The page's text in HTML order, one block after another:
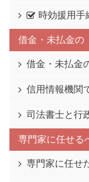
時効援用手
借金・未払金の
借金・未払金
信用情報機関
司法書士と行
専門家に任せる
専門家に任せ